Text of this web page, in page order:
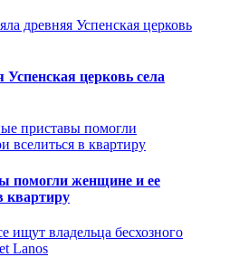
Успенская церковь села
помогли женщине и ее
квартиру